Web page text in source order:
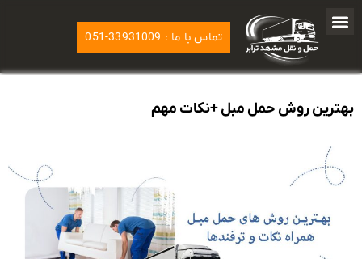
تماس با ما : 33931009-051
بهترین روش حمل مبل +نکات مهم